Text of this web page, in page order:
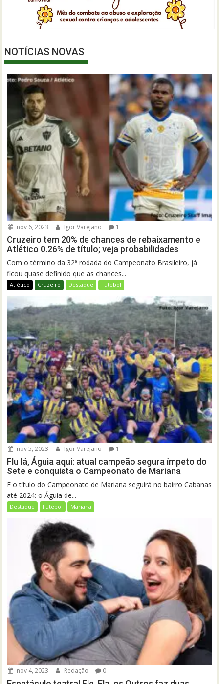
NOTÍCIAS NOVAS
nov 6, 2023 Igor Varejano 1
Cruzeiro tem 20% de chances de rebaixamento e
Atlético 0.26% de título; veja probabilidades
Com o término da 32ª rodada do Campeonato Brasileiro, já
ficou quase definido que as chances...
Atlético Cruzeiro Destaque Futebol
nov 5, 2023 Igor Varejano 1
Flu lá, Águia aqui: atual campeão segura ímpeto do
Sete e conquista o Campeonato de Mariana
E o título do Campeonato de Mariana seguirá no bairro Cabanas
até 2024: o Águia de...
Destaque Futebol Mariana
nov 4, 2023 Redação 0